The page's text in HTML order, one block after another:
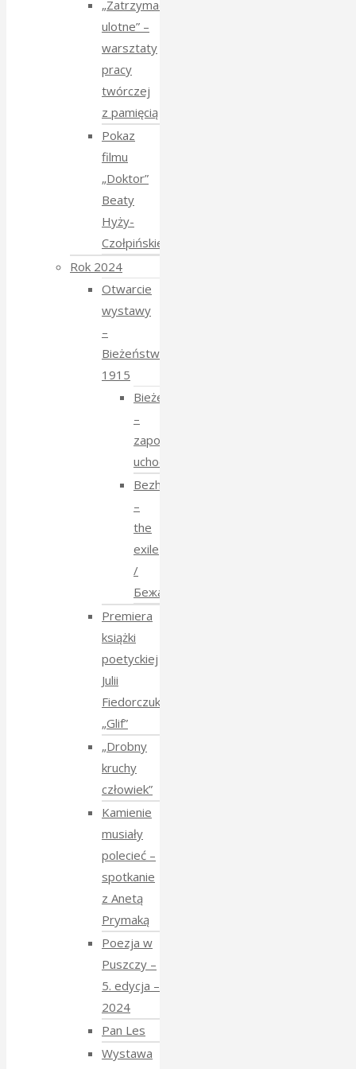
„Zatrzymać
ulotne” –
warsztaty
pracy
twórczej
z pamięcią
Pokaz
filmu
„Doktor”
Beaty
Hyży-
Czołpińskiej
Rok 2024
Otwarcie
wystawy
–
Bieżeństwo
1915
Bieżeństwo
–
zapomniane
uchodźstwo
Bezhenstvo
–
the
exile
/
Бежанства
Premiera
książki
poetyckiej
Julii
Fiedorczuk
„Glif”
„Drobny
kruchy
człowiek”
Kamienie
musiały
polecieć –
spotkanie
z Anetą
Prymaką
Poezja w
Puszczy –
5. edycja –
2024
Pan Les
Wystawa